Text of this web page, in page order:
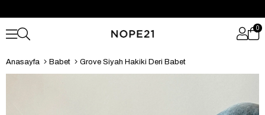
0
Anasayfa Babet Grove Siyah Hakiki Deri Babet